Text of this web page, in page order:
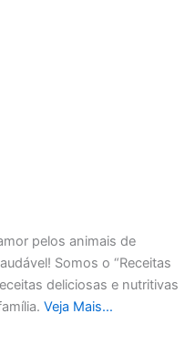
pelos animais de
Somos o “Receitas
deliciosas e nutritivas
Veja Mais…